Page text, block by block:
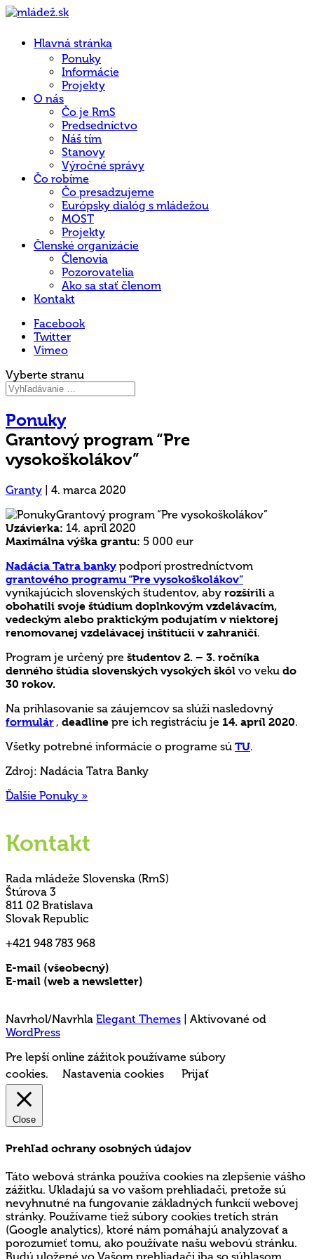
Hlavná stránka
Ponuky
Informácie
Projekty
O nás
Čo je RmS
Predsedníctvo
Náš tím
Stanovy
Výročné správy
Čo robíme
Čo presadzujeme
Európsky dialóg s mládežou
MOST
Projekty
Členské organizácie
Členovia
Pozorovatelia
Ako sa stať členom
Kontakt
Facebook
Twitter
Vimeo
Vyberte stranu
Ponuky
Grantový program “Pre
vysokoškolákov”
Granty 4. marca 2020
Uzávierka: 14. apríl 2020
Maximálna výška grantu: 5 000 eur
Nadácia Tatra banky podporí prostredníctvom
grantového programu “Pre vysokoškolákov”
vynikajúcich slovenských študentov, aby rozšírili a
obohatili svoje štúdium doplnkovým vzdelávacím,
vedeckým alebo praktickým podujatím v niektorej
renomovanej vzdelávacej inštitúcii v zahraničí.
Program je určený pre študentov 2. – 3. ročníka
denného štúdia slovenských vysokých škôl vo veku do
30 rokov.
Na prihlasovanie sa záujemcov sa slúži nasledovný
formulár, deadline pre ich registráciu je 14. apríl 2020.
Všetky potrebné informácie o programe sú TU.
Zdroj: Nadácia Tatra Banky
Ďalšie Ponuky »
Kontakt
Rada mládeže Slovenska (RmS)
Štúrova 3
811 02 Bratislava
Slovak Republic
+421 948 783 968
E-mail (všeobecný)
E-mail (web a newsletter)
Navrhol/Navrhla Elegant Themes | Aktivované od
WordPress
Pre lepší online zážitok používame súbory
cookies.
Nastavenia cookies Prijať
Close
Prehľad ochrany osobných údajov
Táto webová stránka používa cookies na zlepšenie vášho
zážitku. Ukladajú sa vo vašom prehliadači, pretože sú
nevyhnutné na fungovanie základných funkcií webovej
stránky. Používame tiež súbory cookies tretích strán
(Google analytics), ktoré nám pomáhajú analyzovať a
porozumieť tomu, ako používate našu webovú stránku.